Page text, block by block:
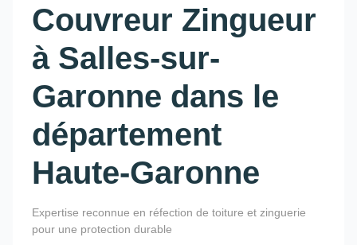
Couvreur Zingueur
à Salles-sur-
Garonne dans le
département
Haute-Garonne
Expertise reconnue en réfection de toiture et zinguerie
pour une protection durable